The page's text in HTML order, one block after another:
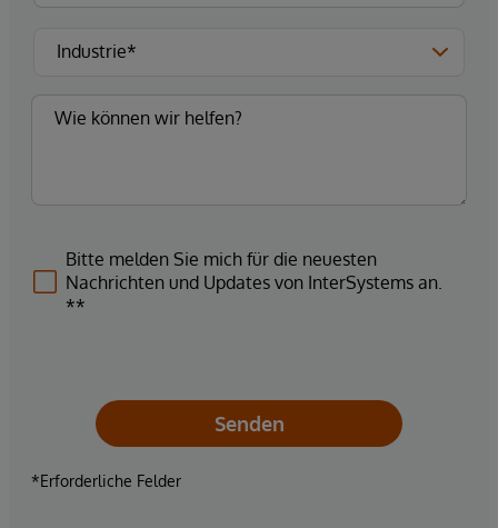
Bitte melden Sie mich für die neuesten
Nachrichten und Updates von InterSystems an.
**
Senden
*Erforderliche Felder